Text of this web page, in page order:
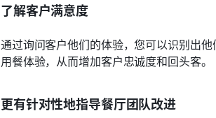
了解客户满意度
通过询问客户他们的体验，您可以识别出
用餐体验，从而增加客户忠诚度和回头客。
更有针对性地指导餐厅团队改进